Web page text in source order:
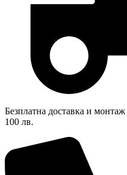
Безплатна доставка и
100 лв.